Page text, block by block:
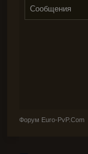
Сообщения
Форум Euro-PvP.Com